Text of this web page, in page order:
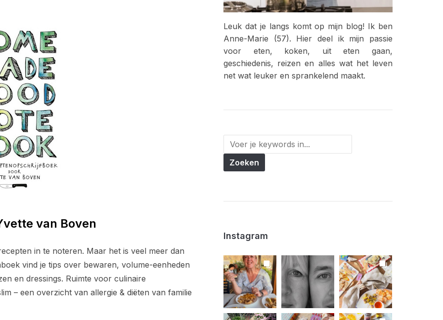
van Boven
in te noteren. Maar het is veel meer dan
vind je tips over bewaren, volume-eenheden
en dressings. Ruimte voor culinaire
– een overzicht van allergie & diëten van familie
Leuk dat je langs komt op mijn blog! Ik ben
Anne-Marie (57). Hier deel ik mijn passie
voor eten, koken, uit eten gaan,
geschiedenis, reizen en alles wat het leven
net wat leuker en sprankelend maakt.
Instagram